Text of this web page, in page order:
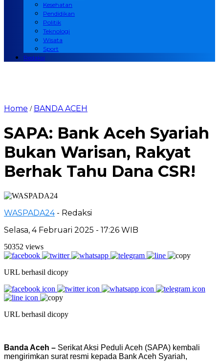
Kesehatan
Pendidikan
Politik
Teknologi
Wisata
Sport
Redaksi
Home / BANDA ACEH
SAPA: Bank Aceh Syariah
Bukan Warisan, Rakyat
Berhak Tahu Dana CSR!
WASPADA24 - Redaksi
Selasa, 4 Februari 2025 - 17:26 WIB
50352 views
URL berhasil dicopy
URL berhasil dicopy
Banda Aceh – Serikat Aksi Peduli Aceh (SAPA) kembali
mengirimkan surat resmi kepada Bank Aceh Syariah,